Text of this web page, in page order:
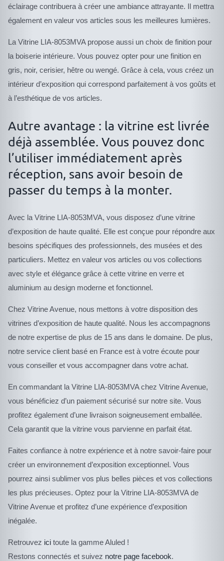
éclairage contribuera à créer une ambiance attrayante. Il mettra
également en valeur vos articles sous les meilleures lumières.
La Vitrine LIA-8053MVA propose aussi un choix de finition pour
la boiserie intérieure. Vous pouvez opter pour une finition en
gris, noir, cerisier, hêtre ou wengé. Grâce à cela, vous créez un
intérieur d’exposition qui correspond parfaitement à vos goûts et
à l’esthétique de vos articles.
Autre avantage : la vitrine est livrée
déjà assemblée. Vous pouvez donc
l’utiliser immédiatement après
réception, sans avoir besoin de
passer du temps à la monter.
Avec la Vitrine LIA-8053MVA, vous disposez d’une vitrine
d’exposition de haute qualité. Elle est conçue pour répondre aux
besoins spécifiques des professionnels, des musées et des
particuliers. Mettez en valeur vos articles ou vos collections
avec style et élégance grâce à cette vitrine en verre et
aluminium au design moderne et fonctionnel.
Chez Vitrine Avenue, nous mettons à votre disposition des
vitrines d’exposition de haute qualité. Nous les accompagnons
de notre expertise de plus de 15 ans dans le domaine. De plus,
notre service client basé en France est à votre écoute pour
vous conseiller et vous accompagner dans votre achat.
En commandant la Vitrine LIA-8053MVA chez Vitrine Avenue,
vous bénéficiez d’un paiement sécurisé sur notre site. Vous
profitez également d’une livraison soigneusement emballée.
Cela garantit que la vitrine vous parvienne en parfait état.
Faites confiance à notre expérience et à notre savoir-faire pour
créer un environnement d’exposition exceptionnel. Vous
pourrez ainsi sublimer vos plus belles pièces et vos collections
les plus précieuses. Optez pour la Vitrine LIA-8053MVA de
Vitrine Avenue et profitez d’une expérience d’exposition
inégalée.
Retrouvez icitoute la gamme Aluled !
Restons connectés et suivez notre page facebook.